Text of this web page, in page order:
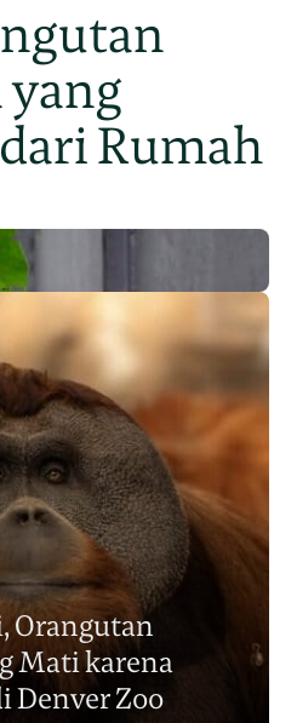
Rumah
2.700
Dekade?
14 Jul 2026
Orangutan
Mati karena
Denver Zoo